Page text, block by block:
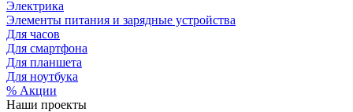
Электрика
Элементы питания и зарядные устройства
Для часов
Для смартфона
Для планшета
Для ноутбука
% Акции
Наши проекты